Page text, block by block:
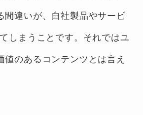
間違いが、自社製品やサービ
しまうことです。それではユ
値のあるコンテンツとは言え